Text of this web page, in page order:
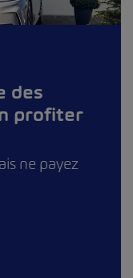
des
profiter
ne payez